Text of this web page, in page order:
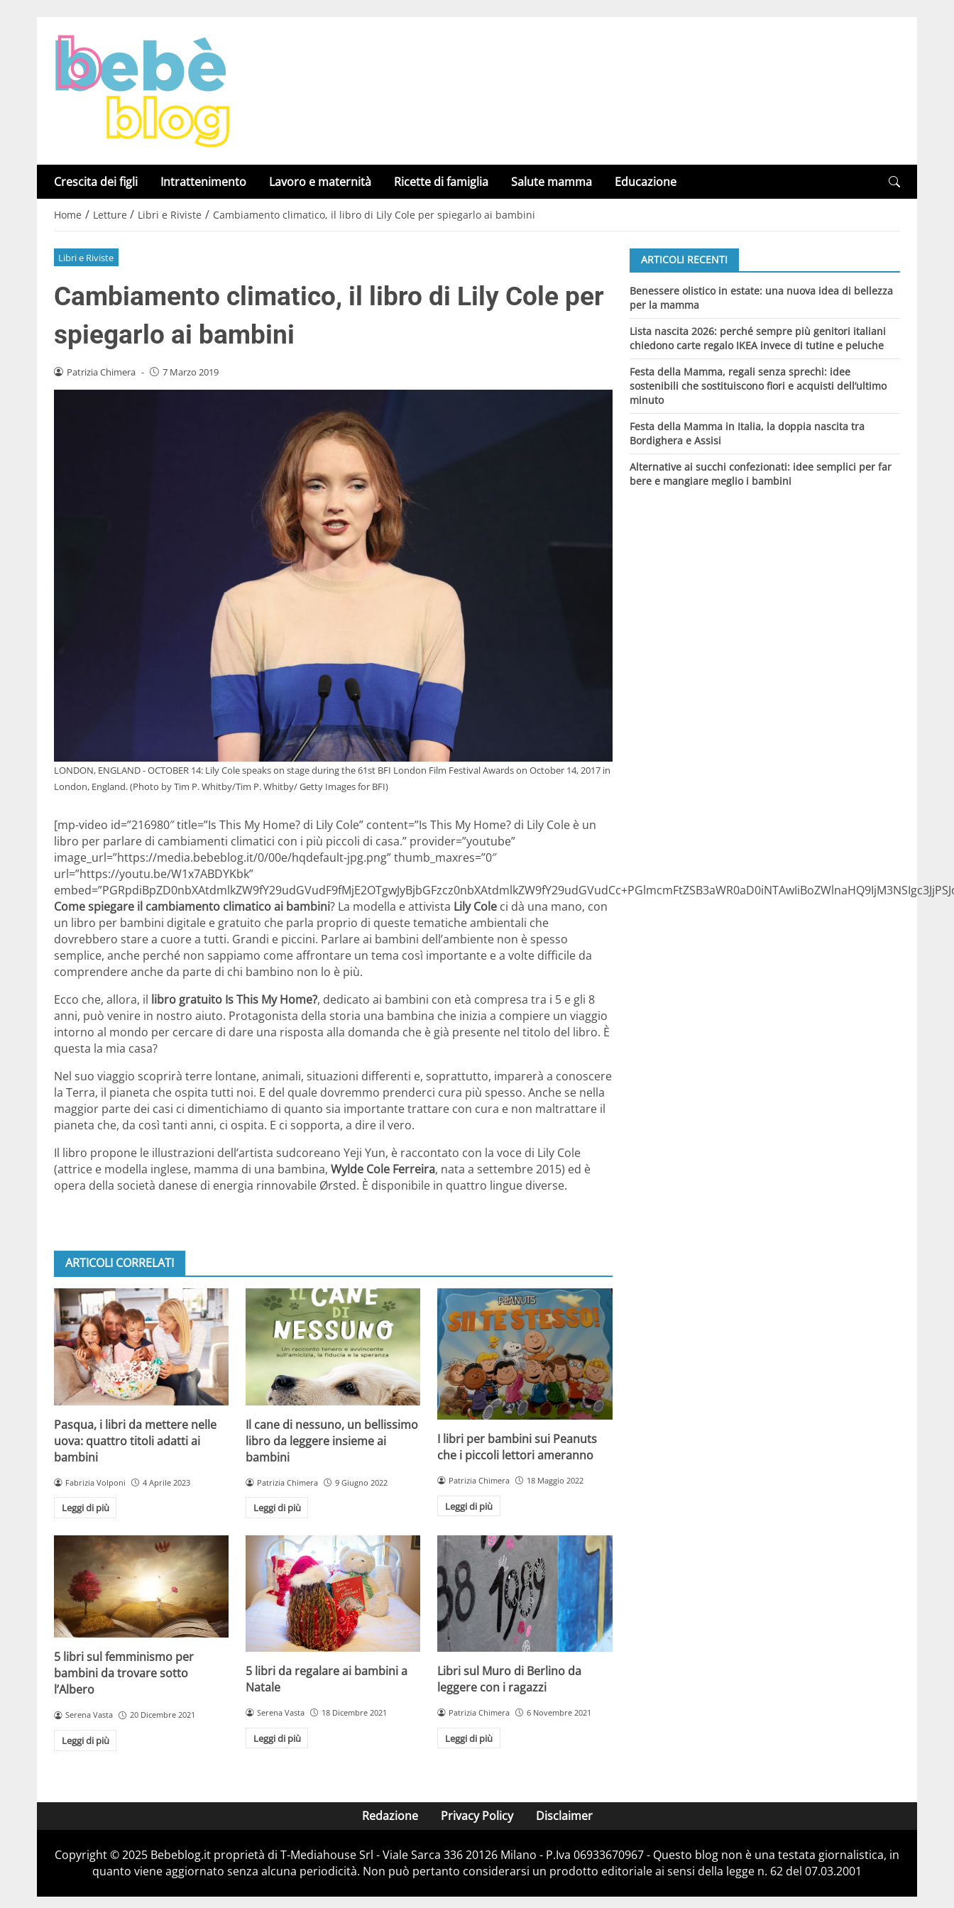
Crescita dei figli Intrattenimento Lavoro e maternità Ricette di famiglia Salute mamma Educazione
Home / Letture / Libri e Riviste / Cambiamento climatico, il libro di Lily Cole per spiegarlo ai bambini
Libri e Riviste
Cambiamento climatico, il libro di Lily Cole per
spiegarlo ai bambini
Patrizia Chimera - 7 Marzo 2019
LONDON, ENGLAND - OCTOBER 14: Lily Cole speaks on stage during the 61st BFI London Film Festival Awards on October 14, 2017 in
London, England. (Photo by Tim P. Whitby/Tim P. Whitby/ Getty Images for BFI)
[mp-video id=”216980″ title=”Is This My Home? di Lily Cole” content=”Is This My Home? di Lily Cole è un
libro per parlare di cambiamenti climatici con i più piccoli di casa.” provider=”youtube”
image_url=”https://media.bebeblog.it/0/00e/hqdefault-jpg.png” thumb_maxres=”0″
url=”https://youtu.be/W1x7ABDYKbk”
Come spiegare il cambiamento climatico ai bambini? La modella e attivista Lily Cole ci dà una mano, con
un libro per bambini digitale e gratuito che parla proprio di queste tematiche ambientali che
dovrebbero stare a cuore a tutti. Grandi e piccini. Parlare ai bambini dell’ambiente non è spesso
semplice, anche perché non sappiamo come affrontare un tema così importante e a volte difficile da
comprendere anche da parte di chi bambino non lo è più.
Ecco che, allora, il libro gratuito Is This My Home?, dedicato ai bambini con età compresa tra i 5 e gli 8
anni, può venire in nostro aiuto. Protagonista della storia una bambina che inizia a compiere un viaggio
intorno al mondo per cercare di dare una risposta alla domanda che è già presente nel titolo del libro. È
questa la mia casa?
Nel suo viaggio scoprirà terre lontane, animali, situazioni differenti e, soprattutto, imparerà a conoscere
la Terra, il pianeta che ospita tutti noi. E del quale dovremmo prenderci cura più spesso. Anche se nella
maggior parte dei casi ci dimentichiamo di quanto sia importante trattare con cura e non maltrattare il
pianeta che, da così tanti anni, ci ospita. E ci sopporta, a dire il vero.
Il libro propone le illustrazioni dell’artista sudcoreano Yeji Yun, è raccontato con la voce di Lily Cole
(attrice e modella inglese, mamma di una bambina, Wylde Cole Ferreira, nata a settembre 2015) ed è
opera della società danese di energia rinnovabile Ørsted. È disponibile in quattro lingue diverse.
ARTICOLI CORRELATI
Pasqua, i libri da mettere nelle
uova: quattro titoli adatti ai
bambini
Fabrizia Volponi 4 Aprile 2023
Leggi di più
Il cane di nessuno, un bellissimo
libro da leggere insieme ai
bambini
Patrizia Chimera 9 Giugno 2022
Leggi di più
I libri per bambini sui Peanuts
che i piccoli lettori ameranno
Patrizia Chimera 18 Maggio 2022
Leggi di più
5 libri sul femminismo per
bambini da trovare sotto
l’Albero
Serena Vasta 20 Dicembre 2021
Leggi di più
5 libri da regalare ai bambini a
Natale
Serena Vasta 18 Dicembre 2021
Leggi di più
Libri sul Muro di Berlino da
leggere con i ragazzi
Patrizia Chimera 6 Novembre 2021
Leggi di più
ARTICOLI RECENTI
Benessere olistico in estate: una nuova idea di bellezza
per la mamma
Lista nascita 2026: perché sempre più genitori italiani
chiedono carte regalo IKEA invece di tutine e peluche
Festa della Mamma, regali senza sprechi: idee
sostenibili che sostituiscono fiori e acquisti dell’ultimo
minuto
Festa della Mamma in Italia, la doppia nascita tra
Bordighera e Assisi
Alternative ai succhi confezionati: idee semplici per far
bere e mangiare meglio i bambini
Redazione Privacy Policy Disclaimer
Copyright © 2025 Bebeblog.it proprietà di T-Mediahouse Srl - Viale Sarca 336 20126 Milano - P.Iva 06933670967 - Questo blog non è una testata giornalistica, in
quanto viene aggiornato senza alcuna periodicità. Non può pertanto considerarsi un prodotto editoriale ai sensi della legge n. 62 del 07.03.2001